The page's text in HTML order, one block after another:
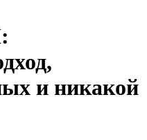
и никакой